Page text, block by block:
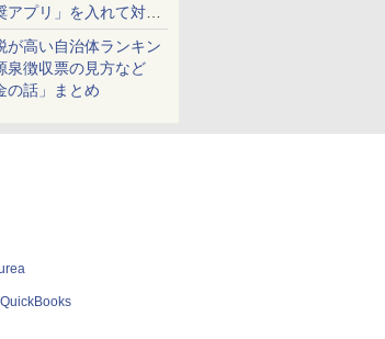
アプリ」を入れて対策
！
が高い自治体ランキン
泉徴収票の見方など
の話」まとめ